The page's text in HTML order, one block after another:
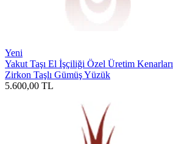
Yeni
Yakut Taşı El İşçiliği Özel Üretim Kenarları
Zirkon Taşlı Gümüş Yüzük
5.600,00 TL